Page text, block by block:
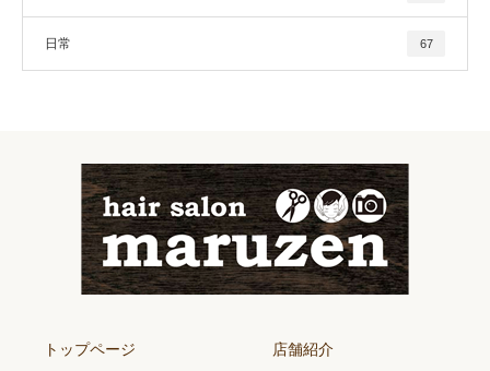
日常 67
トップページ 店舗紹介